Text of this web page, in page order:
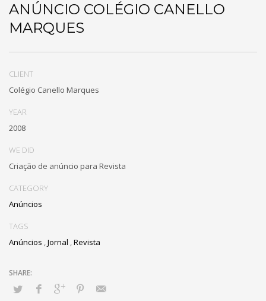
ANÚNCIO COLÉGIO CANELLO
MARQUES
CLIENT
Colégio Canello Marques
YEAR
2008
WE DID
Criação de anúncio para Revista
CATEGORY
Anúncios
TAGS
Anúncios ,Jornal ,Revista